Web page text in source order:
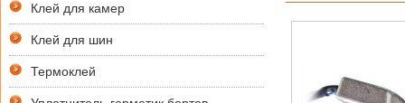
Клей для камер
Клей для шин
Термоклей